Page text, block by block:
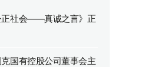
正社会——真诚之言》正
国有控股公司董事会主